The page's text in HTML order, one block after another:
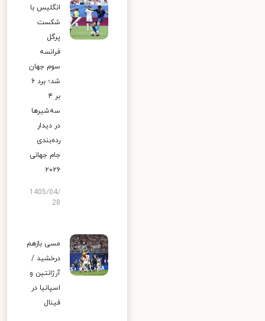
انگلیس با
شکست
پرگل
فرانسه
سوم جهان
شد؛ برد ۶
بر ۴
سه‌شیرها
در دیدار
رده‌بندی
جام جهانی
۲۰۲۶
1405/04/
28
مسی بازهم
درخشید /
آرژانتین و
اسپانیا در
فینال